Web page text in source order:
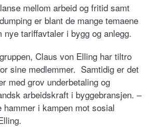
mellom arbeid og fritid samt
er blant de mange temaene
nye tariffavtaler i bygg og anlegg.
Claus von Elling har tiltro
sine medlemmer. Samtidig er det
med grov underbetaling og
arbeidskraft i byggebransjen. –
i kampen mot sosial